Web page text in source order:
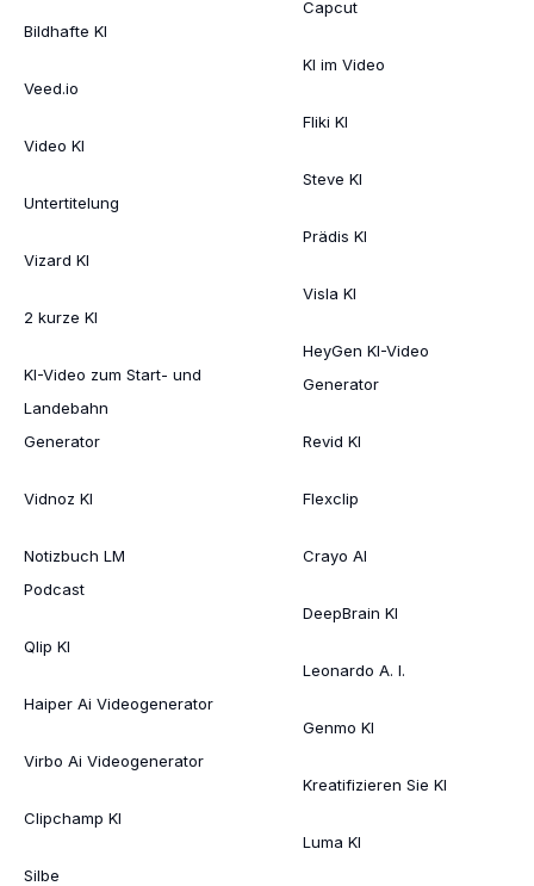
Bildhafte KI
Veed.io
Video KI
Untertitelung
Vizard KI
2 kurze KI
KI-Video zum Start- und
Landebahn
Generator
Vidnoz KI
Notizbuch LM
Podcast
Qlip KI
Haiper Ai Videogenerator
Virbo Ai Videogenerator
Clipchamp KI
Silbe
Capcut
KI im Video
Fliki KI
Steve KI
Prädis KI
Visla KI
HeyGen KI-Video
Generator
Revid KI
Flexclip
Crayo AI
DeepBrain KI
Leonardo A. I.
Genmo KI
Kreatifizieren Sie KI
Luma KI